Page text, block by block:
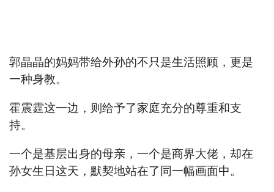
郭晶晶的妈妈带给外孙的不只是生活照顾，更是
一种身教。
霍震霆这一边，则给予了家庭充分的尊重和支
持。
一个是基层出身的母亲，一个是商界大佬，却在
孙女生日这天，默契地站在了同一幅画面中。